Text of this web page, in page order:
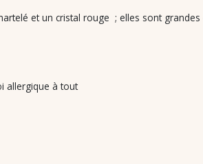
et un cristal rouge ; elles sont grandes
allergique à tout